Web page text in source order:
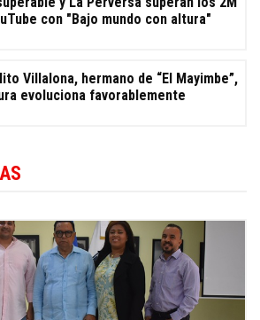
con "Bajo mundo con altura"
Villalona, hermano de “El Mayimbe”,
evoluciona favorablemente